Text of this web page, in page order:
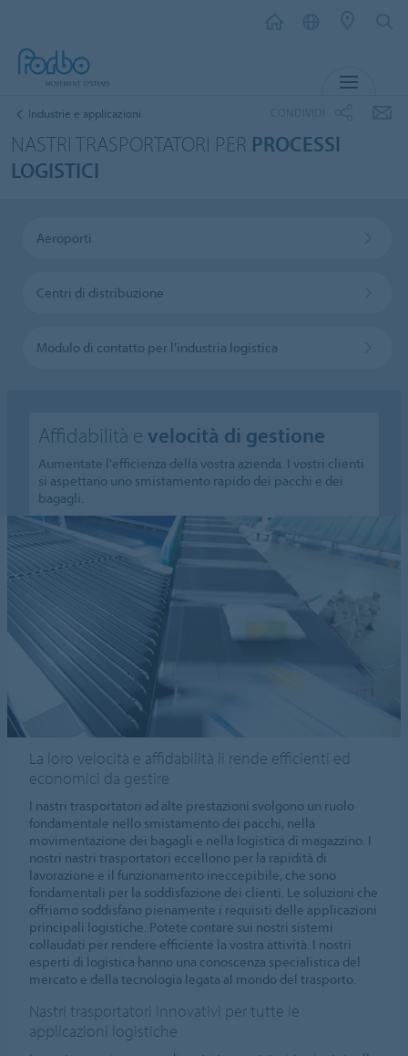
Industrie e applicazioni
NASTRI TRASPORTATORI PER PROCESSI
LOGISTICI
Aeroporti
Centri di distribuzione
Modulo di contatto per l'industria logistica
Affidabilità e velocità di gestione
Aumentate l'efficienza della vostra azienda. I vostri clienti
si aspettano uno smistamento rapido dei pacchi e dei
bagagli.
La loro velocità e affidabilità li rende efficienti ed
economici da gestire
I nastri trasportatori ad alte prestazioni svolgono un ruolo
fondamentale nello smistamento dei pacchi, nella
movimentazione dei bagagli e nella logistica di magazzino. I
nostri nastri trasportatori eccellono per la rapidità di
lavorazione e il funzionamento ineccepibile, che sono
fondamentali per la soddisfazione dei clienti. Le soluzioni che
offriamo soddisfano pienamente i requisiti delle applicazioni
principali logistiche. Potete contare sui nostri sistemi
collaudati per rendere efficiente la vostra attività. I nostri
esperti di logistica hanno una conoscenza specialistica del
mercato e della tecnologia legata al mondo del trasporto.
Nastri trasportatori innovativi per tutte le
applicazioni logistiche